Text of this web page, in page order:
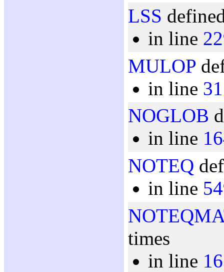
LSS
in line
MULOP
in line
NOGLOB
in line
NOTEQ
in line
times
in line